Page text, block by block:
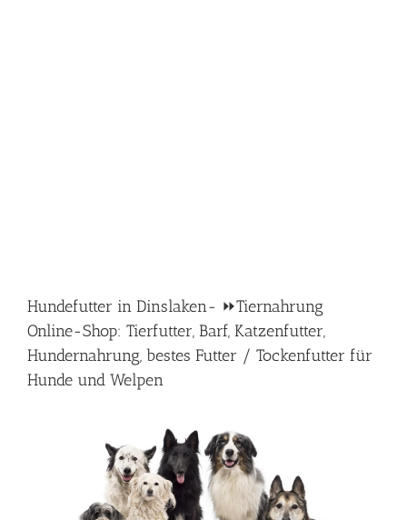
Hundefutter in Dinslaken- ⏩Tiernahrung
Online-Shop: Tierfutter, Barf, Katzenfutter,
Hundernahrung, bestes Futter / Tockenfutter für
Hunde und Welpen